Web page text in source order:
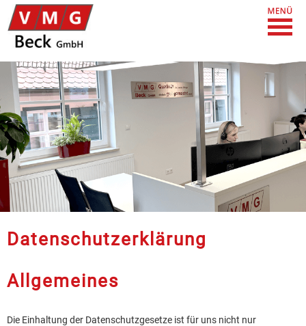
Datenschutzerklärung
Allgemeines
Die Einhaltung der Datenschutzgesetze ist für uns nicht nur